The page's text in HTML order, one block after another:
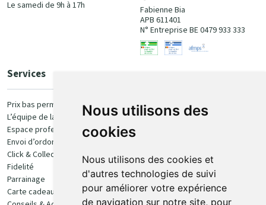
Nous utilisons des
cookies
Nous utilisons des cookies et
d'autres technologies de suivi
pour améliorer votre expérience
de navigation sur notre site, pour
Le samedi de 9h à 17h
Fabienne Bia
APB 611401
N° Entreprise BE 0479 933 333
Services
Prix bas permanent
L’équipe de la pharmacie
Espace professionnel
Envoi d’ordonnance
Click & Collect
Fidelité
Parrainage
Carte cadeau
100% sécurisé
Retrait et livraison